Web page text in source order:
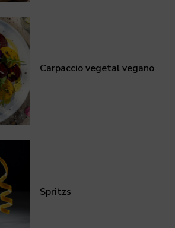
Carpaccio vegetal vegano
Spritzs